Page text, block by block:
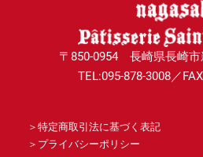
〒850-0954 長崎県長崎市
TEL:095-878-3008／
＞ 特定商取引法に基づく表記
＞ プライバシーポリシー